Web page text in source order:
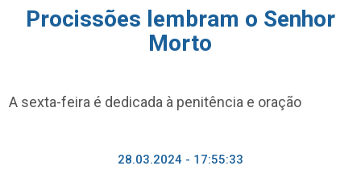
Procissões lembram o Senhor
Morto
A sexta-feira é dedicada à penitência e oração
28.03.2024 - 17:55:33